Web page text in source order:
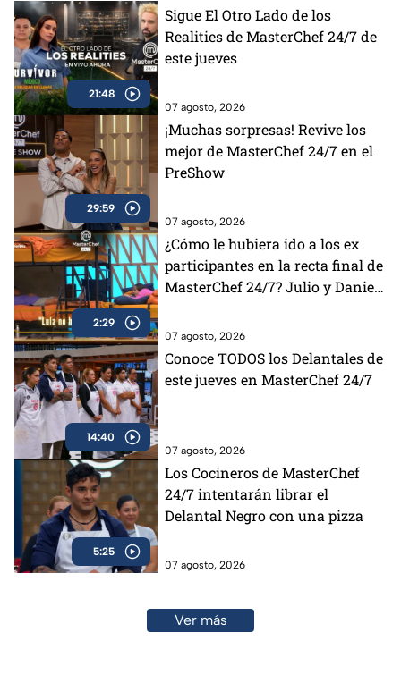
21:48
Sigue El Otro Lado de los
Realities de MasterChef 24/7 de
este jueves
07 agosto, 2026
29:59
¡Muchas sorpresas! Revive los
mejor de MasterChef 24/7 en el
PreShow
07 agosto, 2026
2:29
¿Cómo le hubiera ido a los ex
participantes en la recta final de
MasterChef 24/7? Julio y Daniela
07 agosto, 2026
14:40
Conoce TODOS los Delantales de
este jueves en MasterChef 24/7
07 agosto, 2026
5:25
Los Cocineros de MasterChef
24/7 intentarán librar el
Delantal Negro con una pizza
07 agosto, 2026
Ver más